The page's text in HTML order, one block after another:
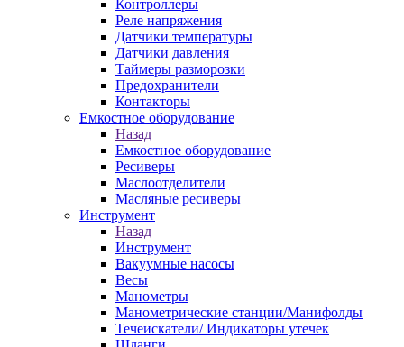
Контроллеры
Реле напряжения
Датчики температуры
Датчики давления
Таймеры разморозки
Предохранители
Контакторы
Емкостное оборудование
Назад
Емкостное оборудование
Ресиверы
Маслоотделители
Масляные ресиверы
Инструмент
Назад
Инструмент
Вакуумные насосы
Весы
Манометры
Манометрические станции/Манифолды
Течеискатели/ Индикаторы утечек